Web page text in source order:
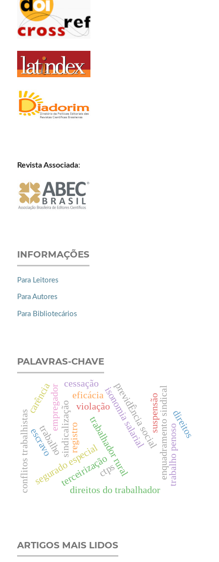
Revista Associada:
INFORMAÇÕES
Para Leitores
Para Autores
Para Bibliotecários
PALAVRAS-CHAVE
previdÊncia social
trabalhador rural
segurado especial
terceirização
sindicalização enquadramento sindical
isonomia salarial
violação
eficácia
trabalho trabalho penoso
direitos do trabalhador
empregador
registro
ctps
direitos
conflitos trabalhistasescravo
carência suspensão
cessação
ARTIGOS MAIS LIDOS